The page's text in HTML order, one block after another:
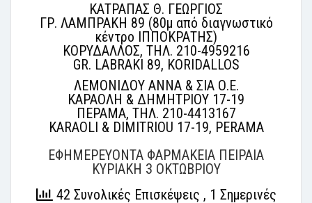
ΚΑΤΡΑΠΑΣ Θ. ΓΕΩΡΓΙΟΣ
ΓΡ. ΛΑΜΠΡΑΚΗ 89 (80μ από διαγνωστικό
κέντρο ΙΠΠΟΚΡΑΤΗΣ)
ΚΟΡΥΔΑΛΛΟΣ, ΤΗΛ. 210-4959216
GR. LABRAKI 89, KORIDALLOS
ΛΕΜΟΝΙΔΟΥ ΑΝΝΑ & ΣΙΑ Ο.Ε.
ΚΑΡΑΟΛΗ & ΔΗΜΗΤΡΙΟΥ 17-19
ΠΕΡΑΜΑ, ΤΗΛ. 210-4413167
KARAOLI & DIMITRIOU 17-19, PERAMA
ΕΦΗΜΕΡΕΥΟΝΤΑ ΦΑΡΜΑΚΕΙΑ ΠΕΙΡΑΙΑ
ΚΥΡΙΑΚΗ 3 ΟΚΤΩΒΡΙΟΥ
42 Συνολικές Επισκέψεις , 1 Σημερινές